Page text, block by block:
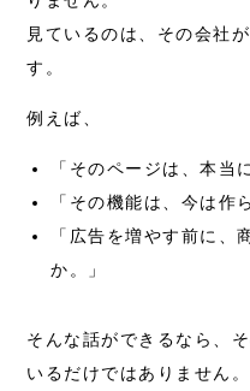
見ているのは、その会社
す。
例えば、
「そのページは、本当
「その機能は、今は作
「広告を増やす前に、
か。」
そんな話ができるなら、
いるだけではありません。